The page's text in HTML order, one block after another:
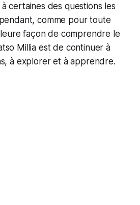
certaines des questions les
comme pour toute
façon de comprendre le
Millia est de continuer à
à explorer et à apprendre.